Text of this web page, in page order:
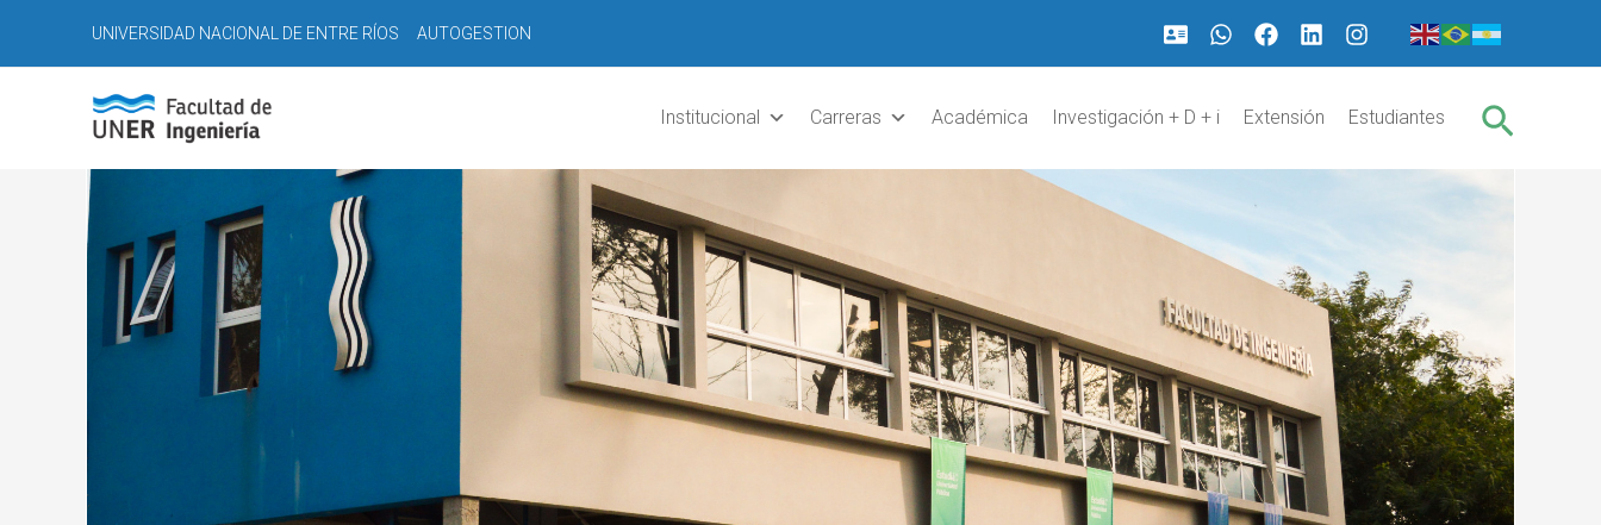
contenido
UNIVERSIDAD NACIONAL DE ENTRE RÍOS AUTOGESTION
Institucional Carreras Académica Investigación + D + i Extensión Estudiantes Buscar
de
entradas